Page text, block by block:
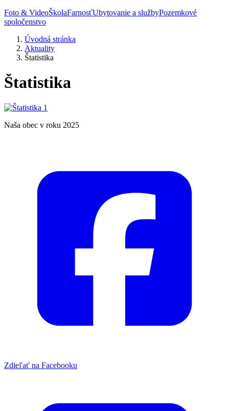
Foto & VideoŠkolaFarnosťUbytovanie a službyPozemkové
spoločenstvo
Úvodná stránka
Aktuality
Štatistika
Štatistika
Naša obec v roku 2025
Zdieľať na Facebooku